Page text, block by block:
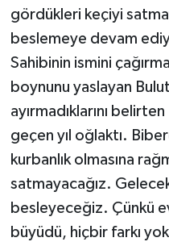
gördükleri keçiyi
beslemeye devam
Sahibinin ismini
boynunu yaslayan
ayırmadıklarını
geçen yıl oğlaktı.
kurbanlık olmasına
satmayacağız.
besleyeceğiz. Çünkü
büyüdü, hiçbir farkı
Teknoloji
Televizyon
Turizm
Yaşam